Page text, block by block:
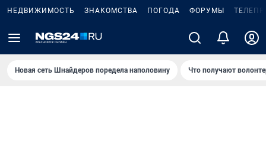
НЕДВИЖИМОСТЬ ЗНАКОМСТВА ПОГОДА ФОРУМЫ
Новая сеть Шнайдеров поредела наполовину Что получают